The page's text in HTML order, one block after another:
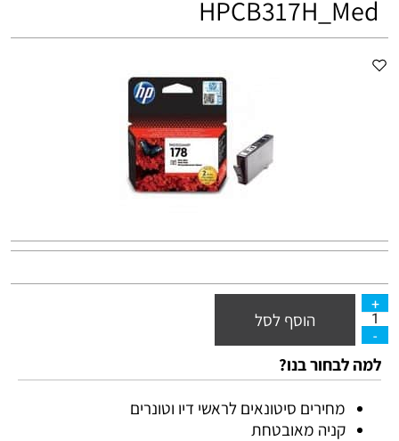
HPCB317H_Med
הוסף לסל
למה לבחור בנו?
מחירים סיטונאים לראשי דיו וטונרים
קניה מאובטחת